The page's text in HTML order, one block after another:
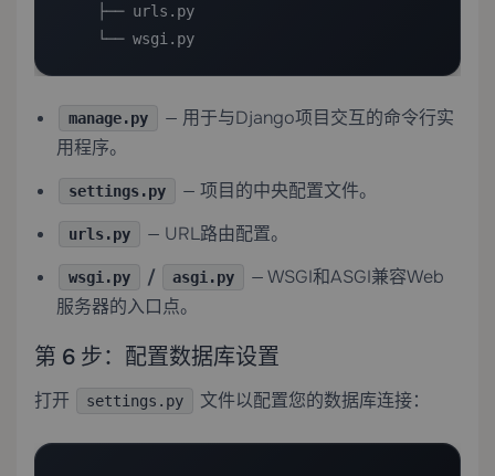
    └── wsgi.py
manage.py
— 用于与Django项目交互的命令行实
用程序。
settings.py — 项目的中央配置文件。
urls.py — URL路由配置。
wsgi.py / asgi.py
— WSGI和ASGI兼容Web
服务器的入口点。
第 6 步：配置数据库设置
打开 settings.py 文件以配置您的数据库连接：